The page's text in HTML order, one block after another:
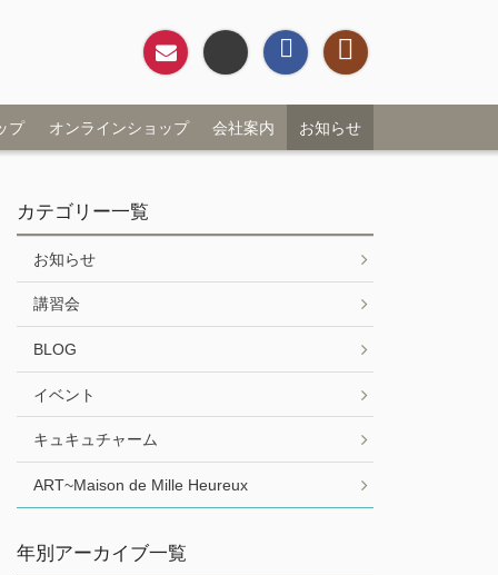
お問い合わせ
Twitter Facebookページ
Instagram
プ オンラインショップ 会社案内 お知らせ
カテゴリー一覧
お知らせ
講習会
BLOG
イベント
キュキュチャーム
ART~Maison de Mille Heureux
年別アーカイブ一覧